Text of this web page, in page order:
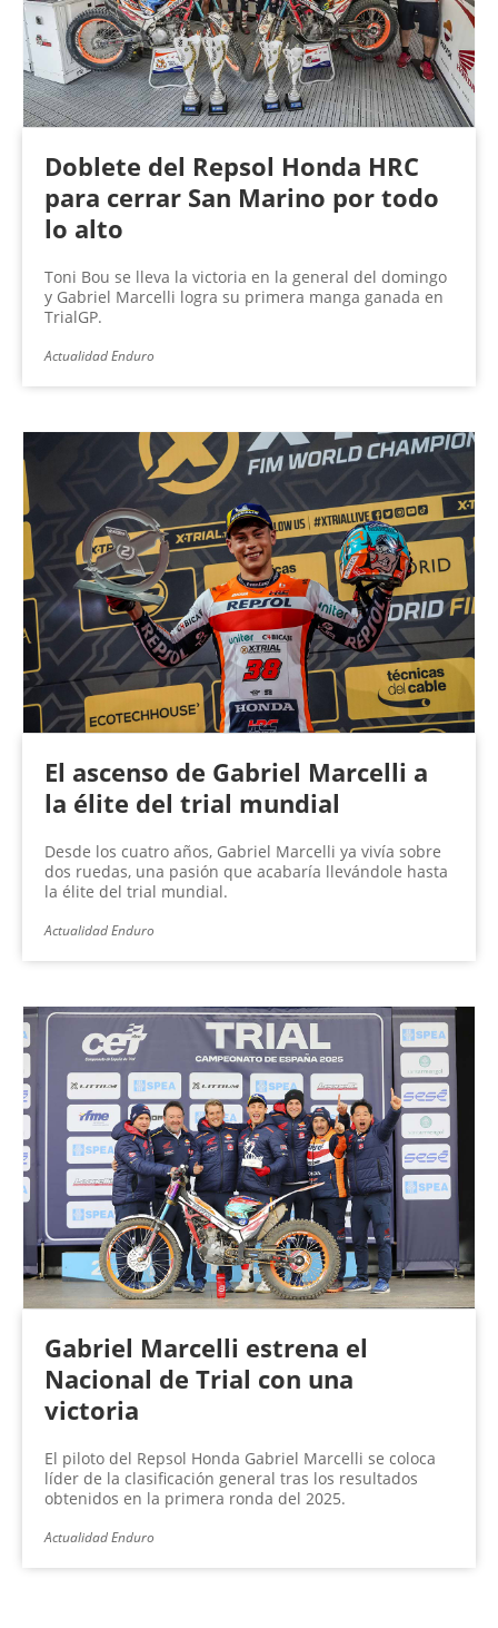
Doblete del Repsol Honda HRC
para cerrar San Marino por todo
lo alto
Toni Bou se lleva la victoria en la general del domingo
y Gabriel Marcelli logra su primera manga ganada en
TrialGP.
Actualidad Enduro
El ascenso de Gabriel Marcelli a
la élite del trial mundial
Desde los cuatro años, Gabriel Marcelli ya vivía sobre
dos ruedas, una pasión que acabaría llevándole hasta
la élite del trial mundial.
Actualidad Enduro
Gabriel Marcelli estrena el
Nacional de Trial con una
victoria
El piloto del Repsol Honda Gabriel Marcelli se coloca
líder de la clasificación general tras los resultados
obtenidos en la primera ronda del 2025.
Actualidad Enduro